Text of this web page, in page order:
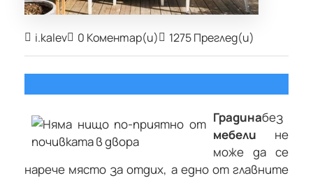
i.kalev 0 Коментар(и) 1275 Преглед(и)
Градинабез
мебели не
може да се
нарече място за отдих, а едно от главните